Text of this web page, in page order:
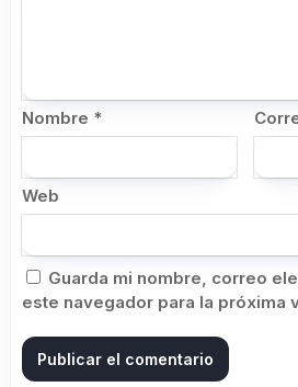
Nombre *
Web
Guarda mi nombre, correo
este navegador para la próxima